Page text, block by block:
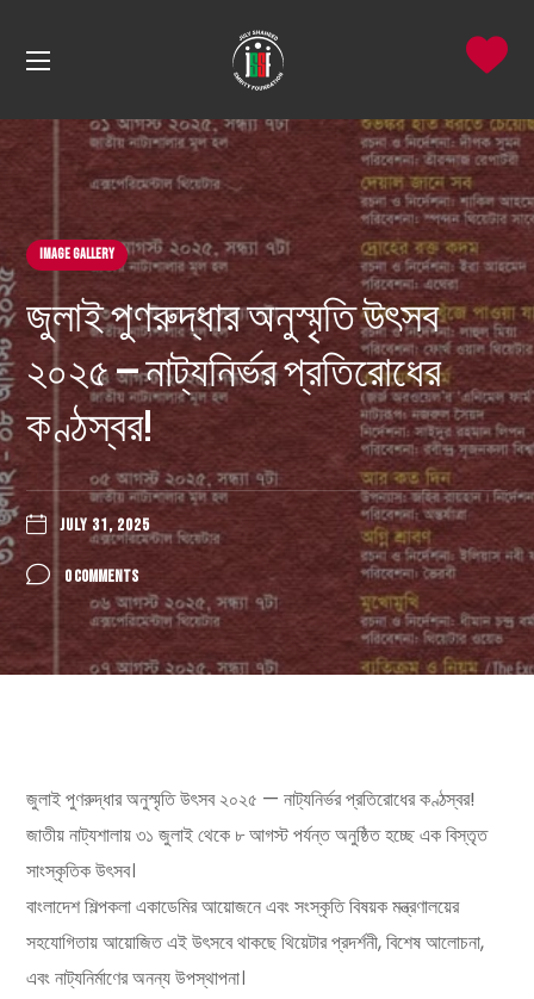
Image Gallery
জুলাই পুণরুদ্ধার অনুস্মৃতি উৎসব
২০২৫ — নাট্যনির্ভর প্রতিরোধের
কণ্ঠস্বর!
JULY 31, 2025
0 COMMENTS
জুলাই পুণরুদ্ধার অনুস্মৃতি উৎসব ২০২৫ — নাট্যনির্ভর প্রতিরোধের কণ্ঠস্বর!
জাতীয় নাট্যশালায় ৩১ জুলাই থেকে ৮ আগস্ট পর্যন্ত অনুষ্ঠিত হচ্ছে এক বিস্তৃত
সাংস্কৃতিক উৎসব।
বাংলাদেশ শিল্পকলা একাডেমির আয়োজনে এবং সংস্কৃতি বিষয়ক মন্ত্রণালয়ের
সহযোগিতায় আয়োজিত এই উৎসবে থাকছে থিয়েটার প্রদর্শনী, বিশেষ আলোচনা,
এবং নাট্যনির্মাণের অনন্য উপস্থাপনা।